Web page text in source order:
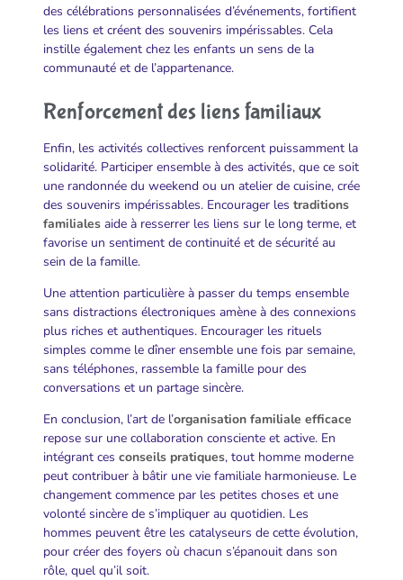
des célébrations personnalisées d’événements, fortifient
les liens et créent des souvenirs impérissables. Cela
instille également chez les enfants un sens de la
communauté et de l’appartenance.
Renforcement des liens familiaux
Enfin, les activités collectives renforcent puissamment la
solidarité. Participer ensemble à des activités, que ce soit
une randonnée du weekend ou un atelier de cuisine, crée
des souvenirs impérissables. Encourager les traditions
familiales aide à resserrer les liens sur le long terme, et
favorise un sentiment de continuité et de sécurité au
sein de la famille.
Une attention particulière à passer du temps ensemble
sans distractions électroniques amène à des connexions
plus riches et authentiques. Encourager les rituels
simples comme le dîner ensemble une fois par semaine,
sans téléphones, rassemble la famille pour des
conversations et un partage sincère.
En conclusion, l’art de l’organisation familiale efficace
repose sur une collaboration consciente et active. En
intégrant ces conseils pratiques, tout homme moderne
peut contribuer à bâtir une vie familiale harmonieuse. Le
changement commence par les petites choses et une
volonté sincère de s’impliquer au quotidien. Les
hommes peuvent être les catalyseurs de cette évolution,
pour créer des foyers où chacun s’épanouit dans son
rôle, quel qu’il soit.